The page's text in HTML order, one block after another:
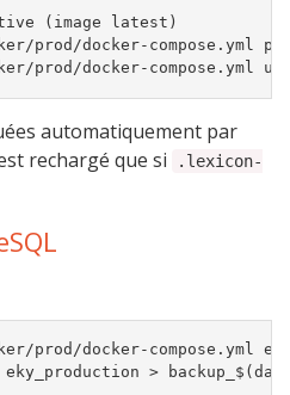
(image latest)
prod/docker-compose.yml
automatiquement par
rechargé que si
.lexicon-
prod/docker-compose.yml